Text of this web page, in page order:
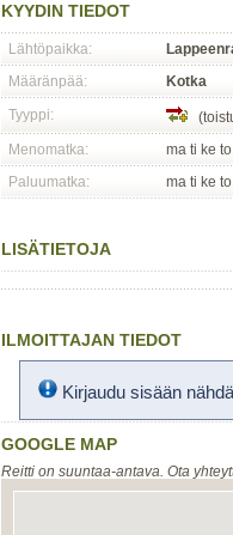
KYYDIN TIEDOT
Lähtöpaikka:
Määränpää:
Kotka
Tyyppi:
Menomatka:
ma ti ke
Paluumatka:
ma ti ke
LISÄTIETOJA
ILMOITTAJAN TIEDOT
Kirjaudu sisään
GOOGLE MAP
Reitti on suuntaa-antava. Ota